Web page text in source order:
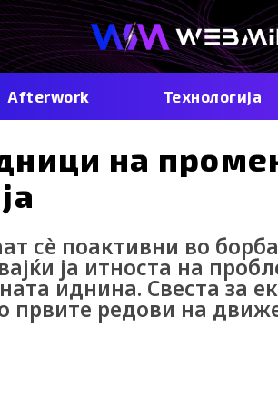
Afterwork Технологија
на
сè поактивни во
ја итноста на
иднина. Свеста за
првите редови на